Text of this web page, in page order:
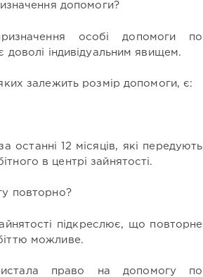
допомоги?
особі допомоги по
доволі індивідуальним явищем.
залежить розмір допомоги, є:
останні 12 місяців, які передують
в центрі зайнятості.
повторно?
підкреслює, що повторне
можливе.
право на допомогу по